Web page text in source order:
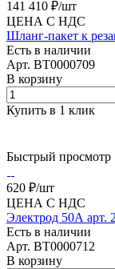
141 410 ₽/шт
ЦЕНА С НДС
Шланг-пакет к
Есть в наличии
Арт. BT0000709
В корзину
Купить в 1 клик
Быстрый просмотр
620 ₽/шт
ЦЕНА С НДС
Электрод 50А арт.
Есть в наличии
Арт. BT0000712
В корзину